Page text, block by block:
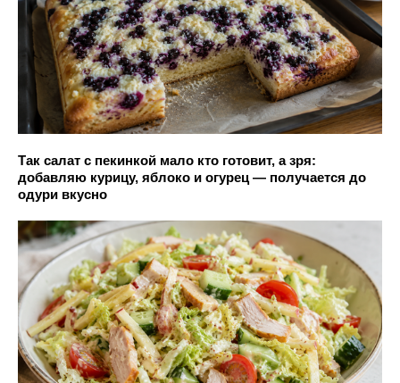
Так салат с пекинкой мало кто готовит, а зря:
добавляю курицу, яблоко и огурец — получается до
одури вкусно